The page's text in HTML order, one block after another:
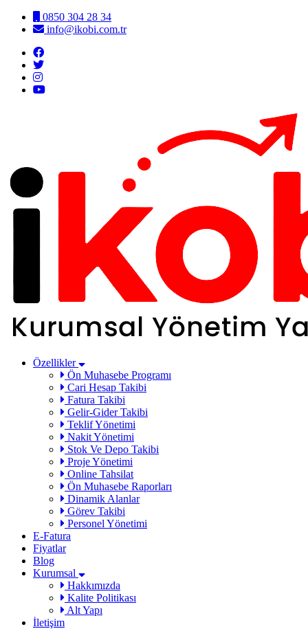
0850 304 28 34
info@ikobi.com.tr
Özellikler
Ön Muhasebe Programı
Cari Hesap Takibi
Fatura Takibi
Gelir-Gider Takibi
Teklif Yönetimi
Nakit Yönetimi
Stok Ve Depo Takibi
Proje Yönetimi
Online Tahsilat
Ön Muhasebe Raporları
Dinamik Alanlar
Görev Takibi
Personel Yönetimi
E-Fatura
Fiyatlar
Blog
Kurumsal
Hakkımızda
Kalite Politikası
Alt Yapı
İletişim